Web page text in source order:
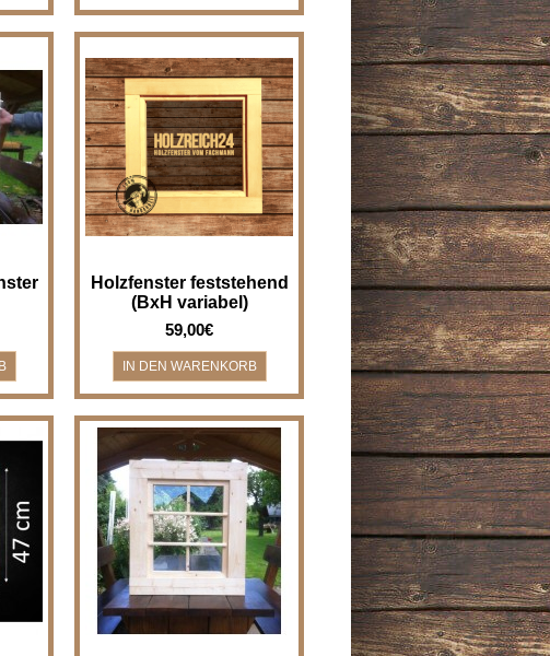
z.B.
Holzfenster feststehend (nicht
zum Öffnen) - Breite x Höhe
variabel Holzfenster für z.B.
Bad, Gar..
Holzfenster feststehend
(BxH variabel)
59,00€
72 x
nur
Holzfenster Drehfenster - Breite
x Höhe 63 x 72 cm
Holzfenster/Drehfenster für z.B.
Bad, Gartenha..